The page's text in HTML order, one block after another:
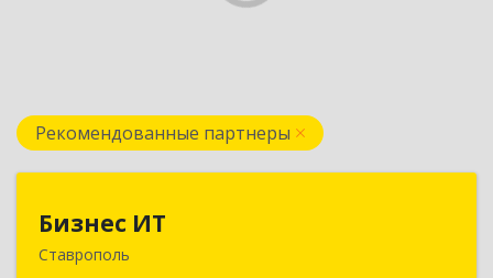
Рекомендованные партнеры
Бизнес ИТ
Ставрополь
355035, Ставропольский край, Ставрополь г, 1